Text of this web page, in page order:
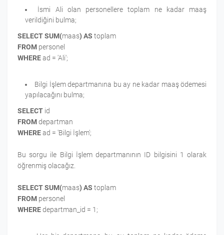
İsmi Ali olan personellere toplam ne kadar maaş
verildiğini bulma;
SELECT SUM(maas) AS toplam
FROM personel
WHEREad = 'Ali';
Bilgi İşlem departmanına bu ay ne kadar maaş ödemesi
yapılacağını bulma;
SELECT id
FROMdepartman
WHEREad = 'Bilgi İşlem';
Bu sorgu ile Bilgi İşlem departmanının ID bilgisini 1 olarak
öğrenmiş olacağız.
SELECT SUM(maas) AS toplam
FROM personel
WHEREdepartman_id = 1;